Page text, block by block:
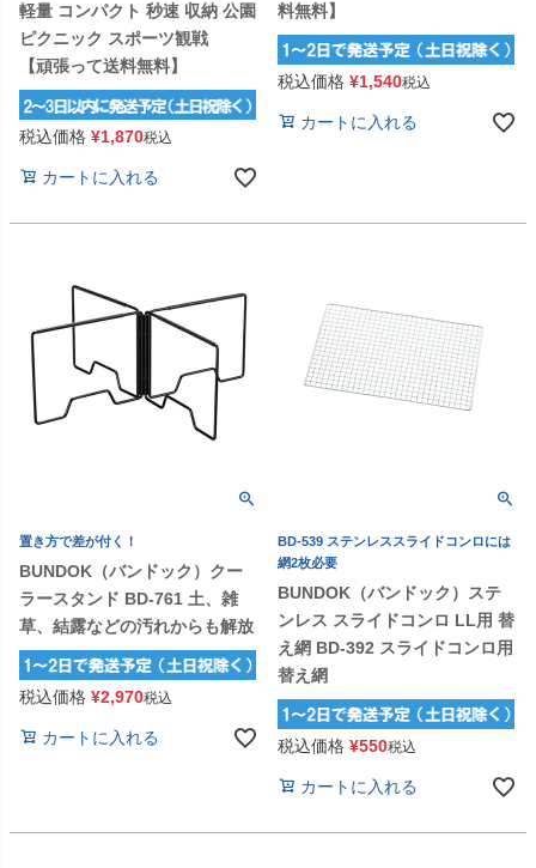
軽量 コンパクト 秒速 収納 公園
ピクニック スポーツ観戦
【頑張って送料無料】
税込価格 ¥1,870税込
カートに入れる
料無料】
税込価格 ¥1,540税込
カートに入れる
置き方で差が付く！
BUNDOK（バンドック）クー
ラースタンド BD-761 土、雑
草、結露などの汚れからも解放
税込価格 ¥2,970税込
カートに入れる
BD-539 ステンレススライドコンロには
網2枚必要
BUNDOK（バンドック）ステ
ンレス スライドコンロ LL用 替
え網 BD-392 スライドコンロ用
替え網
税込価格 ¥550税込
カートに入れる